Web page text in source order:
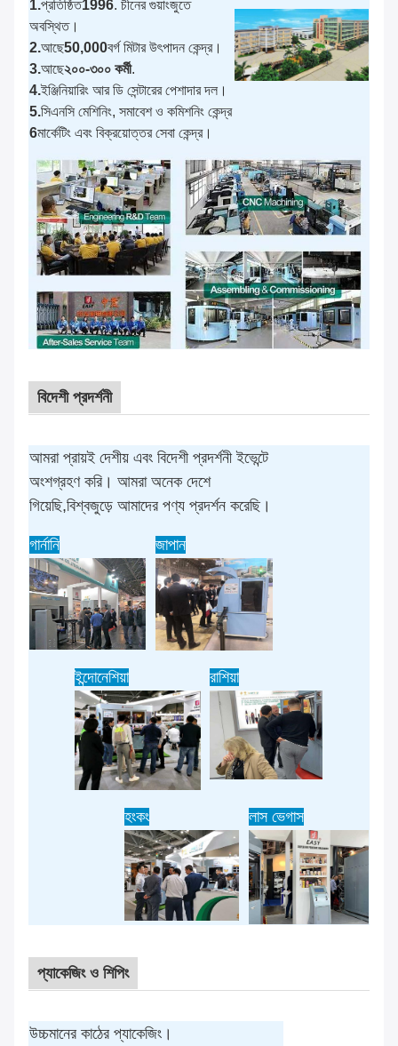
1.প্রতিষ্ঠিত1996. চীনের গুয়াংজুতে
অবস্থিত।
2.আছে50,000বর্গ মিটার উৎপাদন কেন্দ্র।
3.আছে২০০-৩০০ কর্মী.
4.ইঞ্জিনিয়ারিং আর ডি সেন্টারের পেশাদার দল।
5.সিএনসি মেশিনিং, সমাবেশ ও কমিশনিং কেন্দ্র
6মার্কেটিং এবং বিক্রয়োত্তর সেবা কেন্দ্র।
বিদেশী প্রদর্শনী
আমরা প্রায়ই দেশীয় এবং বিদেশী প্রদর্শনী ইভেন্টে
অংশগ্রহণ করি। আমরা অনেক দেশে
গিয়েছি,বিশ্বজুড়ে আমাদের পণ্য প্রদর্শন করেছি।
গার্নানি জাপান
ইন্দোনেশিয়া রাশিয়া
হংকং লাস ভেগাস
প্যাকেজিং ও শিপিং
উচ্চমানের কাঠের প্যাকেজিং।